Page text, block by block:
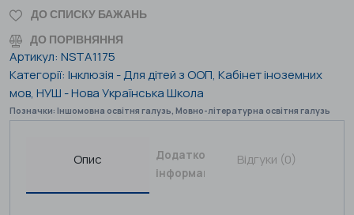
ДО СПИСКУ БАЖАНЬ
ДО ПОРІВНЯННЯ
Артикул: NSTA1175
Категорії: Інклюзія - Для дітей з ООП, Кабінет іноземних
мов, НУШ - Нова Українська Школа
Позначки: Іншомовна освітня галузь Мовно-літературна освітня галузь
Опис
Додаткова
інформація
Відгуки (0)